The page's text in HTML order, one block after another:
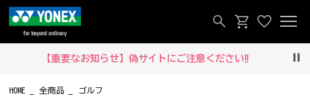
【重要なお知らせ】偽サイトにご注意ください‼
HOME 全商品 ゴルフ